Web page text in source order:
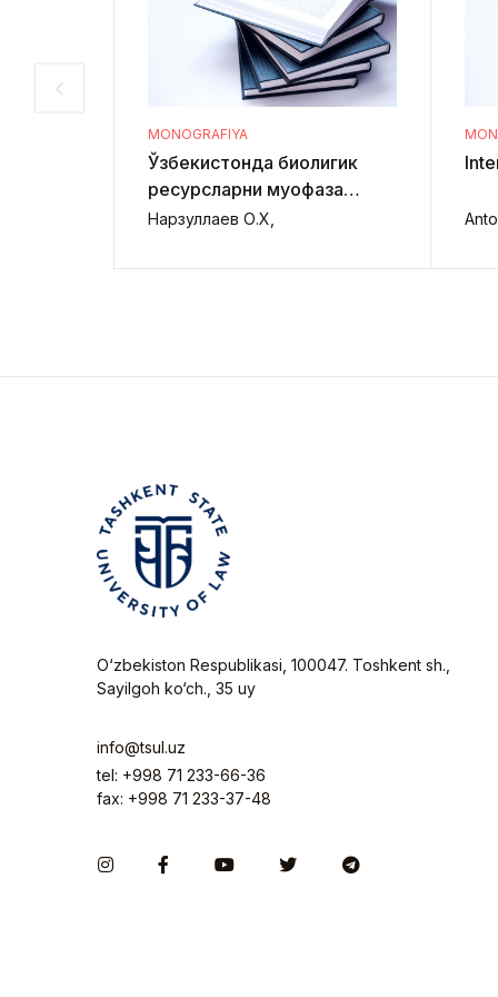
MONOGRAFIYA
Ўзбекистонда биолигик
ресурсларни муҳофаза
қилиш ва улардан
тартибга солишни
Нарзуллаев О.Х,
O‘zbekiston Respublikasi, 100047. Toshkent sh.,
Sayilgoh ko‘ch., 35 uy
info@tsul.uz
tel: +998 71 233-66-36
fax: +998 71 233-37-48